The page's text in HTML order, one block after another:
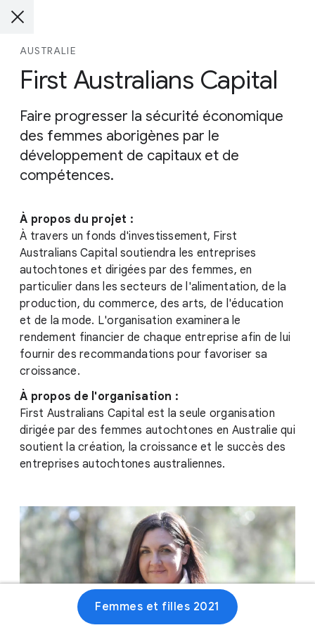
AUSTRALIE
First Australians Capital
Faire progresser la sécurité économique
des femmes aborigènes par le
développement de capitaux et de
compétences.
À propos du projet :
À travers un fonds d'investissement, First
Australians Capital soutiendra les entreprises
autochtones et dirigées par des femmes, en
particulier dans les secteurs de l'alimentation, de la
production, du commerce, des arts, de l'éducation
et de la mode. L'organisation examinera le
rendement financier de chaque entreprise afin de lui
fournir des recommandations pour favoriser sa
croissance.
À propos de l'organisation :
First Australians Capital est la seule organisation
dirigée par des femmes autochtones en Australie qui
soutient la création, la croissance et le succès des
entreprises autochtones australiennes.
Femmes et filles 2021